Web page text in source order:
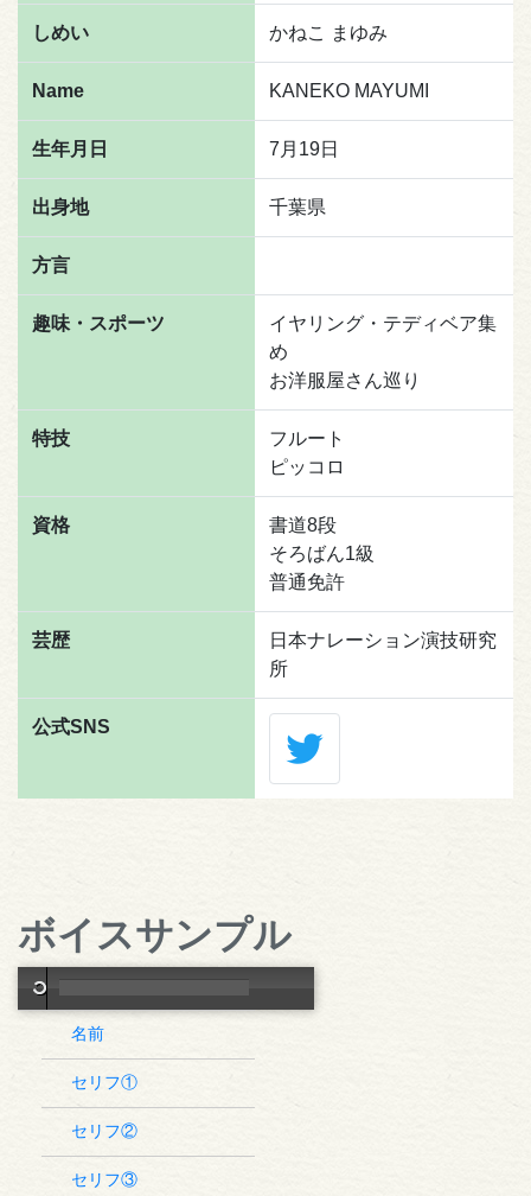
しめい かねこ まゆみ
Name KANEKO MAYUMI
生年月日 7月19日
出身地 千葉県
方言
趣味・スポーツ
イヤリング・テディベア集
め
お洋服屋さん巡り
特技
フルート
ピッコロ
資格
書道8段
そろばん1級
普通免許
芸歴
日本ナレーション演技研究
所
公式SNS
ボイスサンプル
名前
セリフ①
セリフ②
セリフ③